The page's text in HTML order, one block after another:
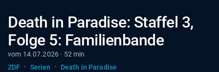
Death in Paradise: Staffel 3,
Folge 5: Familienbande
vom 14.07.2026 · 52 min
ZDF · Serien · Death in Paradise